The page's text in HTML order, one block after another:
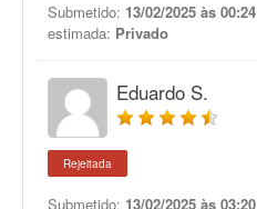
Submetido: 13/02/2025 às 00:24
estimada: Privado
Eduardo S.
Rejeitada
Submetido: 13/02/2025 às 03:20